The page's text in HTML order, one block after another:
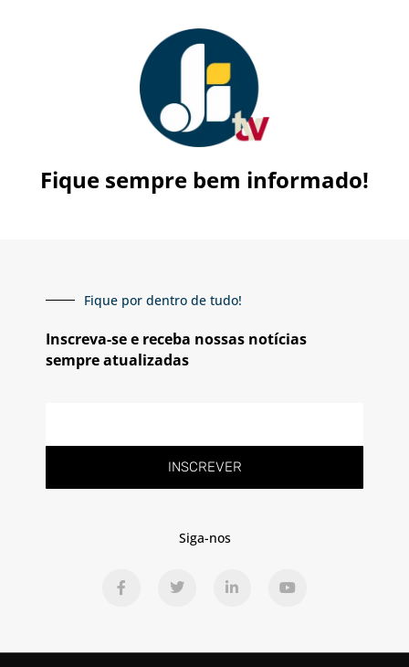
Fique sempre bem informado!
Fique por dentro de tudo!
Inscreva-se e receba nossas notícias
sempre atualizadas
INSCREVER
Siga-nos
a
w
i
o